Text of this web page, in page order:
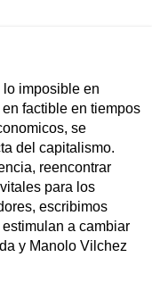
lo imposible en
factible en tiempos
se
del capitalismo.
reencontrar
para los
escribimos
a cambiar
y Manolo Vilchez